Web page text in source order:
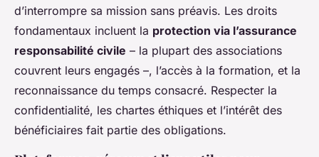
d’interrompre sa mission sans préavis. Les droits
fondamentaux incluent la protection via l’assurance
responsabilité civile – la plupart des associations
couvrent leurs engagés –, l’accès à la formation, et la
reconnaissance du temps consacré. Respecter la
confidentialité, les chartes éthiques et l’intérêt des
bénéficiaires fait partie des obligations.